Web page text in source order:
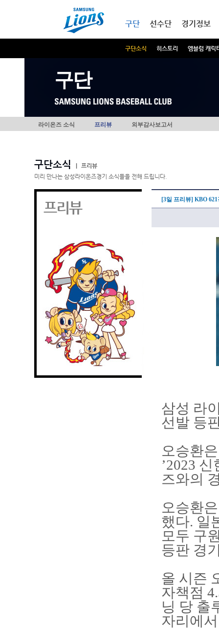
구단
구단소식 히스토리 엠블럼 캐릭
선수단 경기정보
구단
라이온즈 소식 프리뷰 외부감사보고서
구단소식
프리뷰
미리 만나는 삼성라이온즈경기 소식들을 전해 드립니다.
프리뷰 [3일 프리뷰] KBO
삼성 라
선발 등
오승환
’2023
즈와의
오승환
했다. 일
모두 구
등판 경
올 시즌
자책점
닝 당 출
자리에